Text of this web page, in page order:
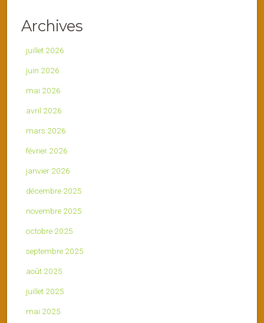
Archives
juillet 2026
juin 2026
mai 2026
avril 2026
mars 2026
février 2026
janvier 2026
décembre 2025
novembre 2025
octobre 2025
septembre 2025
août 2025
juillet 2025
mai 2025